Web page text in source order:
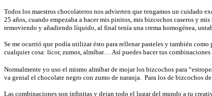
Todos los maestros chocolateros nos advierten que tengamos un cuidado
25 años, cuando empezaba a hacer mis pinitos, mis bizcochos caseros y
removiendo y añadiendo líquido, al final tenía una crema homogénea,
Se me ocurrió que podía utilizar ésto para rellenar pasteles y también
cualquier cosa: licor, zumos, almíbar… Así puedes hacer tus combinaciones
Normalmente yo uso el mismo almíbar de mojar los bizcochos para
va genial el chocolate negro con zumo de naranja. Para los de bizcochos
Las combinaciones son infinitas y dejan todo el lugar del mundo a tu